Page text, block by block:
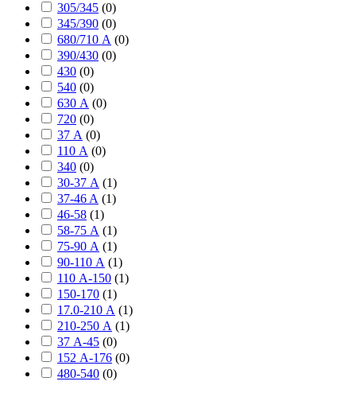
305/345 (0)
345/390 (0)
680/710 А (0)
390/430 (0)
430 (0)
540 (0)
630 А (0)
720 (0)
37 А (0)
110 А (0)
340 (0)
30-37 А (1)
37-46 A (1)
46-58 (1)
58-75 А (1)
75-90 А (1)
90-110 А (1)
110 А-150 (1)
150-170 (1)
17.0-210 А (1)
210-250 А (1)
37 А-45 (0)
152 А-176 (0)
480-540 (0)